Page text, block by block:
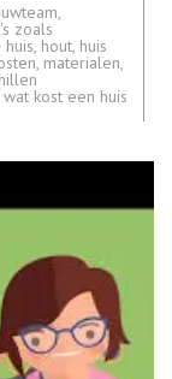
,
zoals
, hout, huis
, materialen,
wat kost een huis